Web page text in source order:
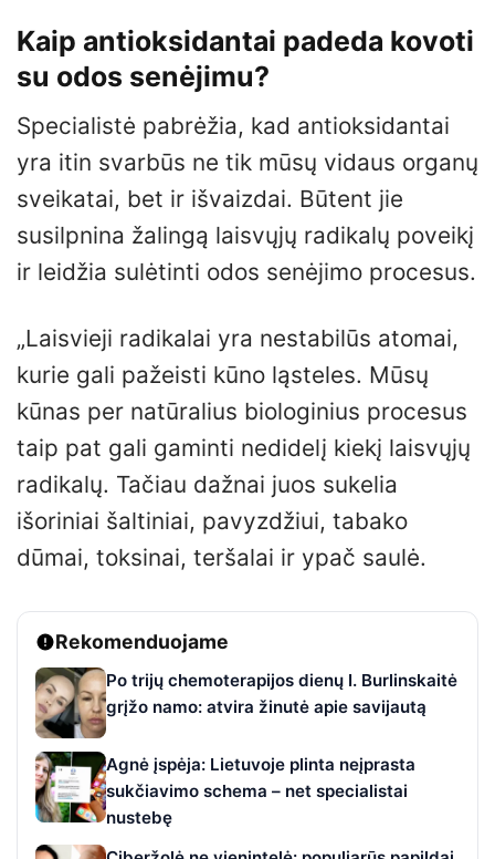
Kaip antioksidantai padeda kovoti
su odos senėjimu?
Specialistė pabrėžia, kad antioksidantai
yra itin svarbūs ne tik mūsų vidaus organų
sveikatai, bet ir išvaizdai. Būtent jie
susilpnina žalingą laisvųjų radikalų poveikį
ir leidžia sulėtinti odos senėjimo procesus.
„Laisvieji radikalai yra nestabilūs atomai,
kurie gali pažeisti kūno ląsteles. Mūsų
kūnas per natūralius biologinius procesus
taip pat gali gaminti nedidelį kiekį laisvųjų
radikalų. Tačiau dažnai juos sukelia
išoriniai šaltiniai, pavyzdžiui, tabako
dūmai, toksinai, teršalai ir ypač saulė.
Rekomenduojame
Po trijų chemoterapijos dienų I. Burlinskaitė
grįžo namo: atvira žinutė apie savijautą
Agnė įspėja: Lietuvoje plinta neįprasta
sukčiavimo schema – net specialistai
nustebę